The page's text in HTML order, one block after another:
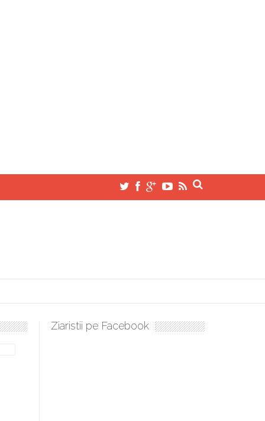
Sculați, sculați, boieri mari! Sara Nukina are nevoie de ajutorul
Ziaristii pe Facebook